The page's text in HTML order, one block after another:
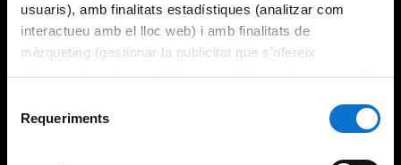
usuaris), amb finalitats estadístiques (analitzar com
interactueu amb el lloc web) i amb finalitats de
màrqueting (gestionar la publicitat que s’ofereix
adequant-la en funció dels vostres hàbits de navegació).
consultar laPolítica de galetes del lloc web de la
Requeriments